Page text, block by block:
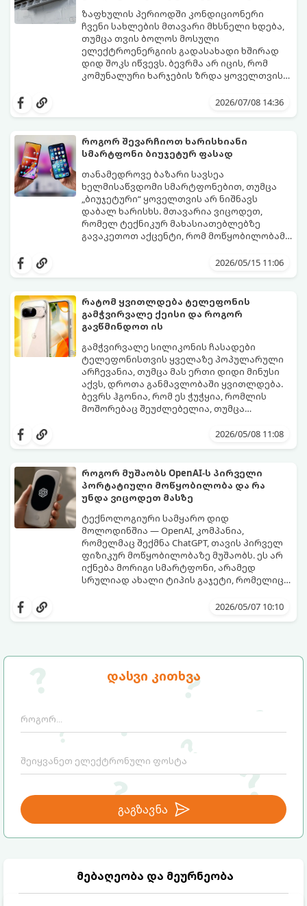
დასვი კითხვა
გაგზავნა
მებაღეობა და მეურნეობა
ზაფხულის პერიოდში კონდიციონერი
ჩვენი სახლების მთავარი მხსნელი ხდება,
თუმცა თვის ბოლოს მოსული
ელექტროენერგიის გადასახადი ხშირად
დიდ შოკს იწვევს. ბევრმა არ იცის, რომ
კომუნალური ხარჯების ზრდა ყოველთვის
მიზეზი მისი არასწორი ექსპლუატაცია და
პარამეტრი, რომლებიც დაგეხმარებათ
ბიუჯეტი.
გთავაზობთ ეკონომიური მუშაობის
მთავარ ხრიკებს:
2026/07/08 14:36
როგორ შევარჩიოთ ხარისხიანი
სმარტფონი ბიუჯეტურ ფასად
თანამედროვე ბაზარი სავსეა
ხელმისაწვდომი სმარტფონებით, თუმცა
„ბიუჯეტური“ ყოველთვის არ ნიშნავს
დაბალ ხარისხს. მთავარია ვიცოდეთ,
რომელ ტექნიკურ მახასიათებლებზე
გავაკეთოთ აქცენტი, რომ მოწყობილობამ
2026/05/15 11:06
რატომ ყვითლდება ტელეფონის
გამჭვირვალე ქეისი და როგორ
გავწმინდოთ ის
გამჭვირვალე სილიკონის ჩასადები
ტელეფონისთვის ყველაზე პოპულარული
არჩევანია, თუმცა მას ერთი დიდი მინუსი
აქვს, დროთა განმავლობაში ყვითლდება.
ბევრს ჰგონია, რომ ეს ჭუჭყია, რომლის
მოშორებაც შეუძლებელია, თუმცა
პირვანდელ სახეს დაუბრუნებს.2026/05/08 11:08
როგორ მუშაობს OpenAI-ს პირველი
პორტატიული მოწყობილობა და რა
უნდა ვიცოდეთ მასზე
ტექნოლოგიური სამყარო დიდ
მოლოდინშია — OpenAI, კომპანია,
რომელმაც შექმნა ChatGPT, თავის პირველ
ფიზიკურ მოწყობილობაზე მუშაობს. ეს არ
იქნება მორიგი სმარტფონი, არამედ
სრულიად ახალი ტიპის გაჯეტი, რომელიც
დეტალებია ცნობილი ამ მოწყობილობის
2026/05/07 10:10